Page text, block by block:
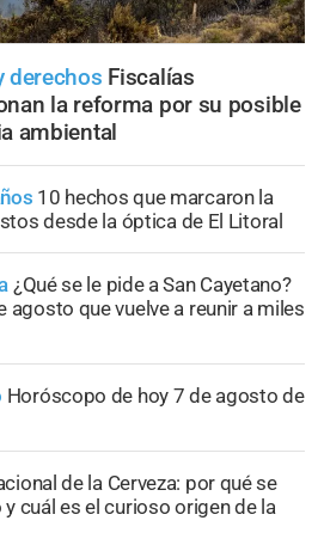
derechos Fiscalías
la reforma por su posible
ambiental
10 hechos que marcaron la
desde la óptica de El Litoral
¿Qué se le pide a San Cayetano?
agosto que vuelve a reunir a miles
Horóscopo de hoy 7 de agosto de
de la Cerveza: por qué se
cuál es el curioso origen de la